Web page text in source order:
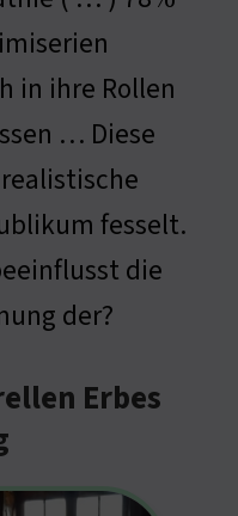
in ihre Rollen
… Diese
fesselt.
die
der?
Erbes